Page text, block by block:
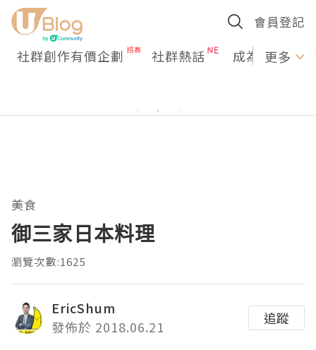
會員登記
社群創作有價企劃 社群熱話 成為U更多
美食
御三家日本料理
瀏覽次數:1625
EricShum
發佈於 2018.06.21
追蹤